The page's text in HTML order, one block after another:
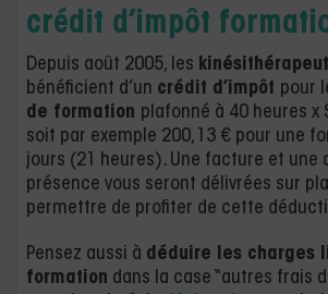
crédit d’impôt
Depuis août 2005, les
bénéficient d’un crédit d’impôt pour
de formation plafonné à 40 heures x
soit par exemple 200,13 € pour une
jours (21 heures). Une facture et une
présence vous seront délivrées sur
permettre de profiter de cette
Pensez aussi à déduire les charges
formation dans la case “autres frais